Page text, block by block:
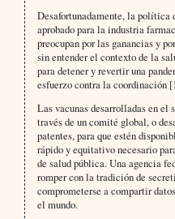
Desafortunadamente, la política
aprobado para la industria
preocupan por las ganancias y
sin entender el contexto de la
para detener y revertir una
esfuerzo contra la coordinación
Las vacunas desarrolladas en el
través de un comité global, o
patentes, para que estén
rápido y equitativo necesario
de salud pública. Una agencia
romper con la tradición de
comprometerse a compartir
el mundo.